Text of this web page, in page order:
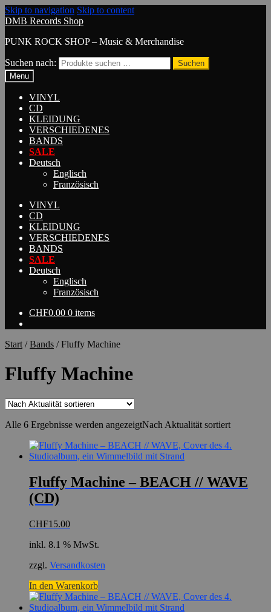
Skip to navigation Skip to content
DMB Records Shop
PUNK ROCK SHOP – Music & Merchandise
Suchen nach:
Suchen
Menu
VINYL
CD
KLEIDUNG
VERSCHIEDENES
BANDS
SALE
Deutsch
Englisch
Französisch
VINYL
CD
KLEIDUNG
VERSCHIEDENES
BANDS
SALE
Deutsch
Englisch
Französisch
CHF0.00 0 items
Start /Bands /Fluffy Machine
Fluffy Machine
Alle 6 Ergebnisse werden angezeigtNach Aktualität sortiert
Fluffy Machine – BEACH // WAVE
(CD)
CHF15.00
inkl. 8.1 % MwSt.
zzgl. Versandkosten
In den Warenkorb